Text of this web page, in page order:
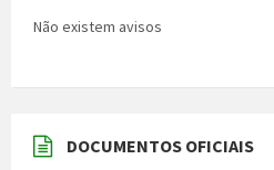
Não existem avisos
DOCUMENTOS OFICIAIS